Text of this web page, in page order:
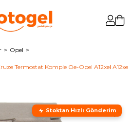
Opel
Termostat Komple Oe-Opel A12xel A12xe
Stoktan Hızlı Gönderim